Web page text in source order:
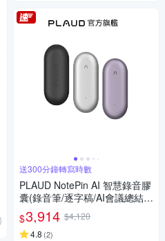
送300分鐘轉寫時數
PLAUD NotePin AI 智慧錄音膠
囊(錄音筆/逐字稿/AI會議總結/
可穿戴)
$3,914 $4,120
4.8 (2)